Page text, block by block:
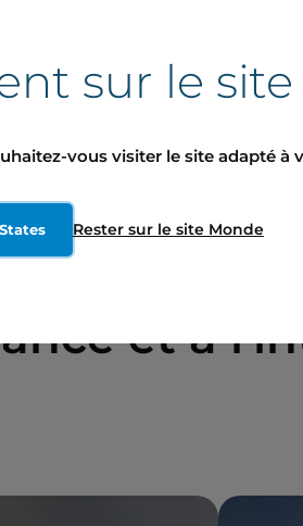
et à
sur le site
vous visiter le site adapté à
Rester sur le site Monde